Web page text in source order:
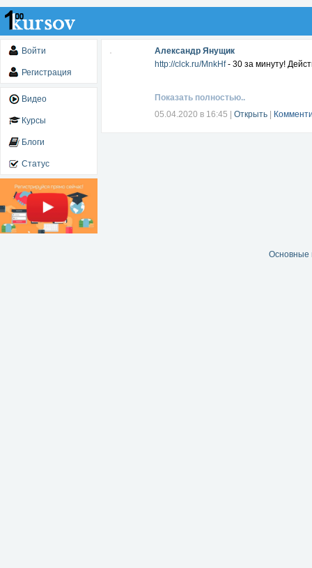
Войти
Регистрация
Видео
Курсы
Блоги
Статус
Александр Янущик
http://clck.ru/MnkHf- 30 за минуту!
Показать полностью..
05.04.2020 в 16:45
Открыть
Основные